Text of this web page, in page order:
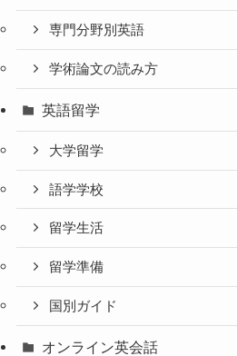
専門分野別英語
学術論文の読み方
英語留学
大学留学
語学学校
留学生活
留学準備
国別ガイド
オンライン英会話